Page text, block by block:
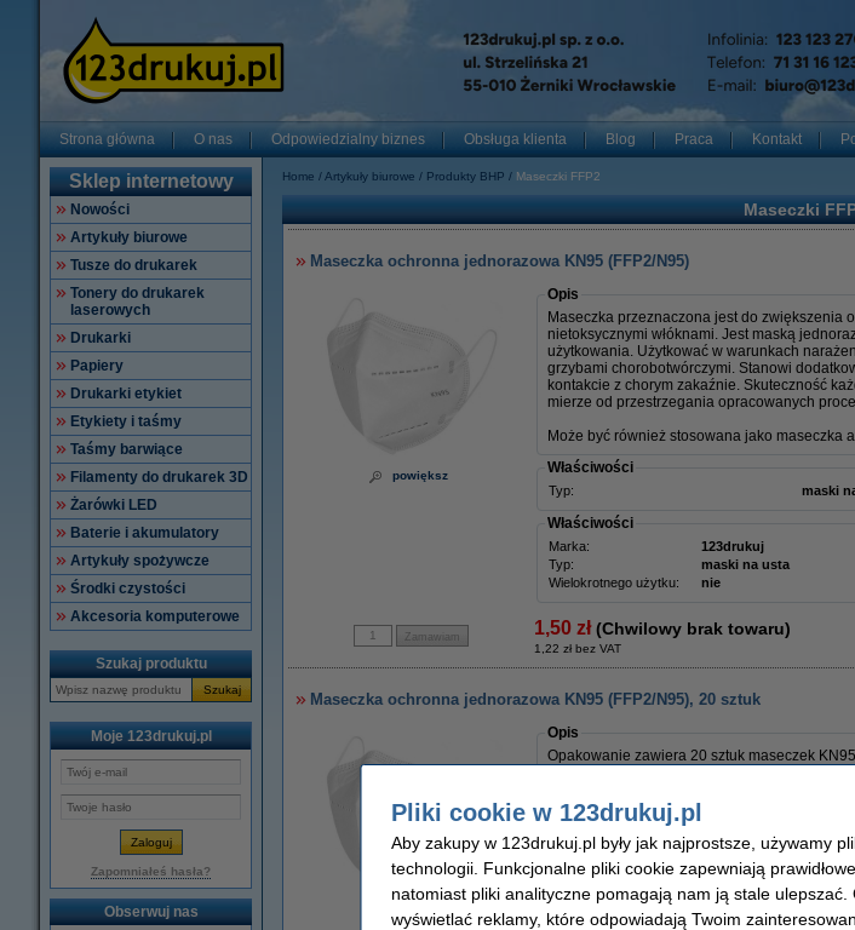
Strona główna O nas Odpowiedzialny biznes Obsługa klienta Blog Praca Kontakt
Sklep internetowy
Nowości
Artykuły biurowe
Tusze do drukarek
Tonery do drukarek
laserowych
Drukarki
Papiery
Drukarki etykiet
Etykiety i taśmy
Taśmy barwiące
Filamenty do drukarek 3D
Żarówki LED
Baterie i akumulatory
Artykuły spożywcze
Środki czystości
Akcesoria komputerowe
Szukaj produktu
Szukaj
Moje 123drukuj.pl
Zapomniałeś hasła?
Obserwuj nas
Home Artykuły biurowe Produkty BHP Maseczki FFP2
Maseczki
Maseczka ochronna jednorazowa KN95 (FFP2/N95)
powiększ
Opis
Maseczka przeznaczona jest do zwiększenia
nietoksycznymi włóknami. Jest maską
użytkowania. Użytkować w warunkach
grzybami chorobotwórczymi. Stanowi
kontakcie z chorym zakaźnie. Skuteczność
mierze od przestrzegania opracowanych
Może być również stosowana jako maseczka
Właściwości
Typ: maski
Właściwości
Marka: 123drukuj
Typ:
maski na usta
Wielokrotnego użytku:
nie
1,50 zł(Chwilowy brak towaru)
1,22 zł bez VAT
Maseczka ochronna jednorazowa KN95 (FFP2/N95), 20 sztuk
powiększ
Opis
Opakowanie zawiera 20 sztuk maseczek
Maseczka przeznaczona jest do
nietoksycznymi włóknami. Jest maską
użytkowania. Użytkować w warunkach
grzybami chorobotwórczymi. Stanowi
kontakcie z chorym zakaźnie. Skuteczność
mierze od przestrzegania opracowanych
Może być również stosowana jako maseczka
Pliki cookie w 123drukuj.pl
Aby zakupy w 123drukuj.pl były jak najprostsze, używamy
technologii. Funkcjonalne pliki cookie zapewniają
natomiast pliki analityczne pomagają nam ją stale ulepszać.
wyświetlać reklamy, które odpowiadają Twoim